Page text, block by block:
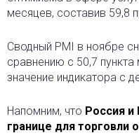
месяцев, составив 59,8
Сводный PMI в ноябре
сравнению с 50,7
значение индикатора с
Напомним, что Россия
границе для торговли